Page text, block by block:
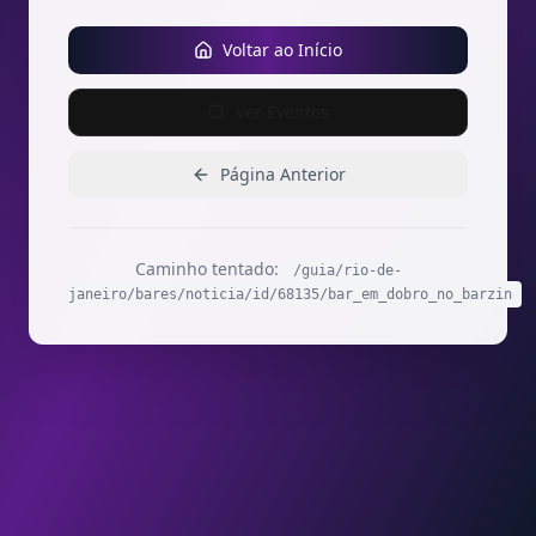
Voltar ao Início
Página Anterior
Caminho tentado:
/guia/rio-de-
janeiro/bares/noticia/id/68135/bar_em_dobro_no_barzin